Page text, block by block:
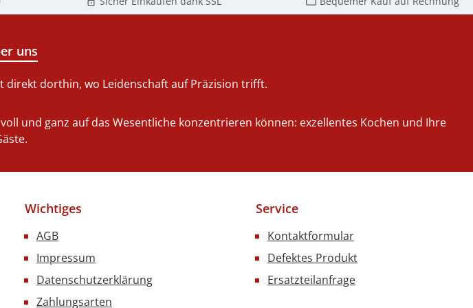
uns
direkt dorthin, wo Leidenschaft auf Präzision trifft.
und ganz auf das Wesentliche konzentrieren können: exzellentes Kochen und Ihre
Wichtiges
AGB
Impressum
Datenschutzerklärung
Zahlungsarten
Service
Kontaktformular
Defektes Produkt
Ersatzteilanfrage